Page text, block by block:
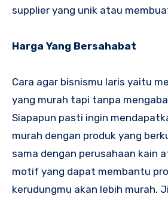
supplier yang unik atau
Harga Yang Bersahabat
Cara agar bisnismu laris yaitu
yang murah tapi tanpa
Siapapun pasti ingin
murah dengan produk yang
sama dengan perusahaan kain
motif yang dapat membantu
kerudungmu akan lebih murah.